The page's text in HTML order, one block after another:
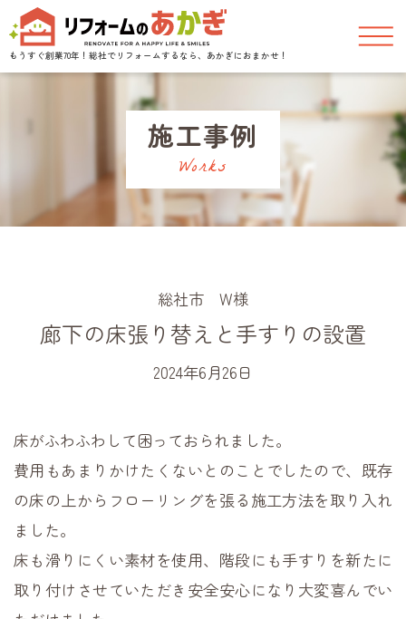
もうすぐ創業70年！ 総社でリフォームするなら、あかぎにおまかせ！
施工事例
Works
総社市 W様
廊下の床張り替えと手すりの設置
2024年6月26日
床がふわふわして困っておられました。
費用もあまりかけたくないとのことでしたので、 既存
の床の上からフローリングを張る施工方法を取り入れ
ました。
床も滑りにくい素材を使用、階段にも手すりを新たに
取り付けさせていただき安全安心になり大変喜んでい